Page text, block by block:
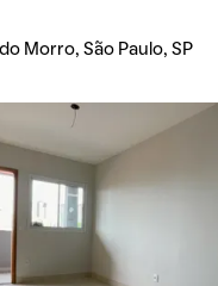
Morro, São Paulo, SP